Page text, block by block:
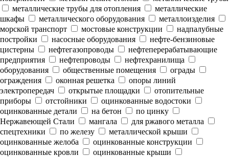
металлические трубы для отопления
металлические
шкафы
металлического оборудования
металлоизделия
морской транспорт
мостовые конструкции
надпалубные
постройки
насосные оборудования
нефте-бензиновые
цистерны
нефтегазопроводы
нефтеперерабатывающие
предприятия
нефтепроводы
нефтехранилища
оборудования
общественные помещения
ограды
ограждения
оконная решетка
опоры линий
электропередач
открытые площадки
отопительные
приборы
отстойники
оцинкованные водостоки
оцинкованные детали
на бетон
по цинку
Нержавеющей Стали
мангала
для ржавого металла
спецтехники
по железу
металлической крыши
оцинкованные желоба
оцинкованные конструкции
оцинкованные кровли
оцинкованные крыши